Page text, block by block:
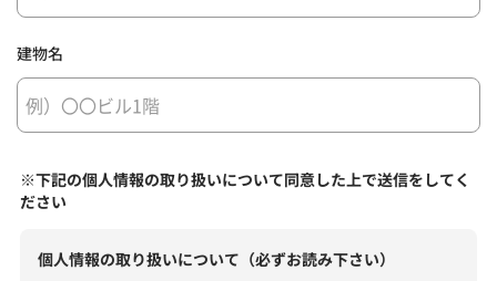
建物名
※下記の個人情報の取り扱いについて同意した上で送信をしてく
ださい
個人情報の取り扱いについて（必ずお読み下さい）